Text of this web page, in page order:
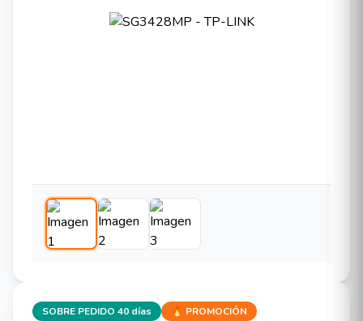
SOBRE PEDIDO 40 días 🔥 PROMOCIÓN